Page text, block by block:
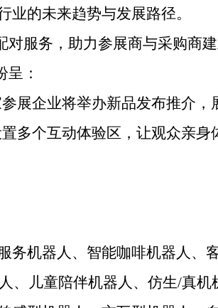
业的未来趋势与发展路径。
对服务，助力参展商与采购商
：
展企业将举办新品发布推介，
多个互动体验区，让观众亲
务机器人、智能咖啡机器人、
、儿童陪伴机器人、仿生/真